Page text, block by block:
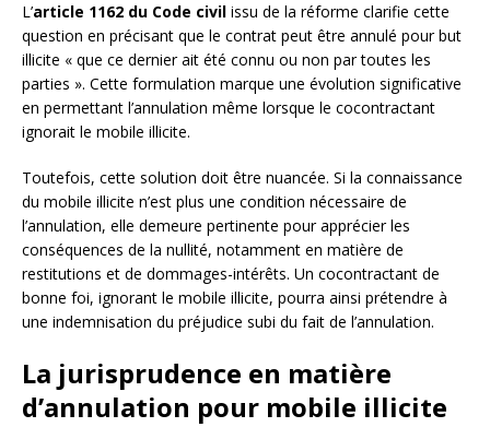
L’article 1162 du Code civil issu de la réforme clarifie cette
question en précisant que le contrat peut être annulé pour but
illicite « que ce dernier ait été connu ou non par toutes les
parties ». Cette formulation marque une évolution significative
en permettant l’annulation même lorsque le cocontractant
ignorait le mobile illicite.
Toutefois, cette solution doit être nuancée. Si la connaissance
du mobile illicite n’est plus une condition nécessaire de
l’annulation, elle demeure pertinente pour apprécier les
conséquences de la nullité, notamment en matière de
restitutions et de dommages-intérêts. Un cocontractant de
bonne foi, ignorant le mobile illicite, pourra ainsi prétendre à
une indemnisation du préjudice subi du fait de l’annulation.
La jurisprudence en matière
d’annulation pour mobile illicite